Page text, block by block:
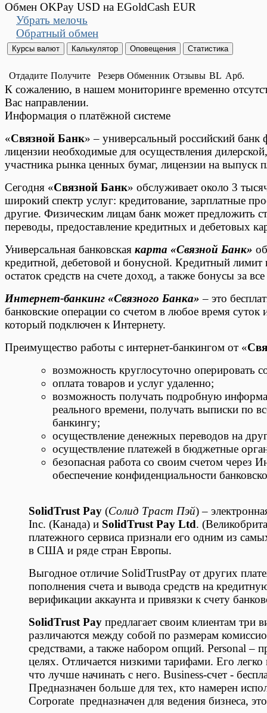
Обмен OKPay USD на EGoldCash EUR
Убрать мелочь
Обратный обмен
Отдадите Получите Резерв Обменник Отзывы BL Арб.
К сожалению, в нашем мониторинге временно
Вас направлении.
Информация о платёжной системе
«Связной Банк» – универсальный российский
лицензии необходимые для осуществления
участника рынка ценных бумаг, лицензии на выпуск
Сегодня «Связной Банк» обслуживает около 3
широкий спектр услуг: кредитование, зарплатные
другие. Физическим лицам банк может предложить
переводы, предоставление кредитных и дебетовых
Универсальная банковская карта «Связной Банк»
кредитной, дебетовой и бонусной. Кредитный лимит
остаток средств на счете доход, а также бонусы за
Интернет-банкинг «Связного Банка» – это
банковские операции со счетом в любое время
который подключен к Интернету.
Преимущество работы с интернет-банкингом от «
возможность круглосуточно оперировать
оплата товаров и услуг удаленно;
возможность получать подробную
реального времени, получать выписки по
банкингу;
осуществление денежных переводов на
осуществление платежей в бюджетные
безопасная работа со своим счетом через
обеспечение конфиденциальности
SolidTrust Pay (Солид Траст Пэй) –
Inc. (Канада) и SolidTrust Pay Ltd.
платежного сервиса признали его одним из
в США и ряде стран Европы.
Выгодное отличие SolidTrustPay от других
пополнения счета и вывода средств на
верификации аккаунта и привязки к счету
SolidTrust Pay предлагает своим клиентам три
различаются между собой по размерам
средствами, а также набором опций. Personal –
целях. Отличается низкими тарифами. Его
что лучше начинать с него. Business-счет -
Предназначен больше для тех, кто намерен
Corporate предназначен для ведения бизнеса,